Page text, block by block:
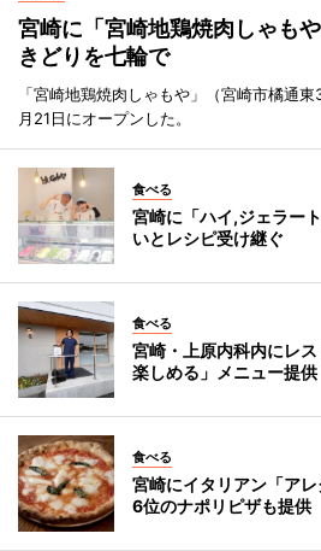
宮崎に「宮崎地鶏焼肉しゃも
きどりを七輪で
「宮崎地鶏焼肉しゃもや」（宮崎市橘通
月21日にオープンした。
食べる
宮崎に「ハイ,ジェラー
いとレシピ受け継ぐ
食べる
宮崎・上原内科内にレ
楽しめる」メニュー提供
食べる
宮崎にイタリアン「ア
6位のナポリピザも提供